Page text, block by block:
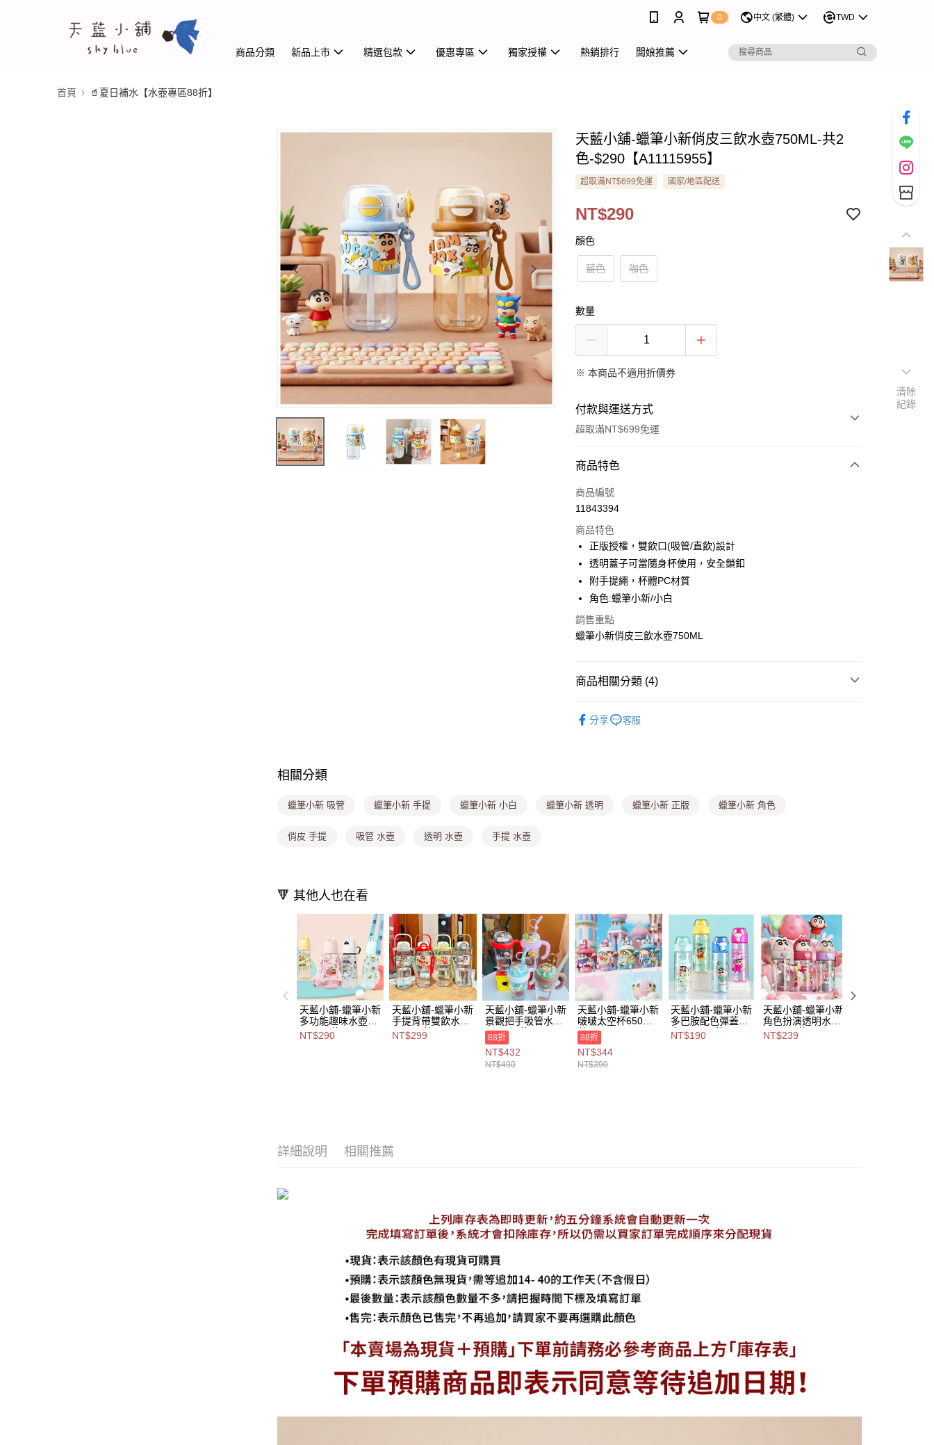
0 中文 (繁體) TWD
商品分類 新品上市 精選包款 優惠專區 獨家授權 熱銷排行 闆娘推薦
首頁 🥤夏日補水【水壺專區88折】
天藍小舖-蠟筆小新俏皮三飲水壺750ML-共2
色-$290【A11115955】
超取滿NT$699免運 國家/地區配送
NT$290
顏色
藍色 咖色
數量
※ 本商品不適用折價券
付款與運送方式
超取滿NT$699免運
付款方式
信用卡一次付款
LINE Pay
Apple Pay
街口支付
悠遊付
相關說明
1.本服務由台灣大哥大提供，台灣大哥大用戶可立即使用無須另外申請。
2.付款方式選擇「大哥付你分期」，訂單成立後會自動跳轉到大哥付的交易
無法說明評估內容。
用戶於交易時，得透過本服務購買商品或服務，並由商店將買賣／分期付
款買賣價金債權讓與本公司後，依約使用本公司帳單繳交帳款。
2.基於同意付款使用「大哥付你分期」之契約關係目的，商店將以您的個人
資料（包含姓名、電話或地址）提供予台灣大哥大進項蒐集、處理及利
用，由本公司與您本人進行分期帳單所需資料之確認、核對及更正。
3.完整用戶服務條款，請詳閱以下連結：https://oppay.tw/userRule
每筆NT$80，滿NT$699(含以上)免運費
付款後萊爾富取貨
每筆NT$8,888，滿NT$8,888(含以上)免運費
7-11取貨付款
每筆NT$80，滿NT$1,000(含以上)免運費
付款後7-11取貨
每筆NT$80，滿NT$1,000(含以上)免運費
宅配
每筆NT$100，滿NT$1,000(含以上)免運費
商品特色
商品編號
11843394
商品特色
正版授權，雙飲口(吸管/直飲)設計
透明蓋子可當隨身杯使用，安全鎖釦
附手提繩，杯體PC材質
角色:蠟筆小新/小白
銷售重點
蠟筆小新俏皮三飲水壺750ML
商品相關分類 (4)
分享 客服
相關分類
蠟筆小新 吸管 蠟筆小新 手提 蠟筆小新 小白 蠟筆小新 透明 蠟筆小新 正版 蠟筆小新 角色
俏皮 手提 吸管 水壺 透明 水壺 手提 水壺
🔻 其他人也在看
天藍小舖-蠟筆小新
多功能趣味水壺
750ml-共4
色-$290【A11115
NT$290
天藍小舖-蠟筆小新
手提背帶雙飲水壺
780ml-共4
色-$299【A11115
NT$299
天藍小舖-蠟筆小新
景觀把手吸管水杯
830ML-共4
色-$490【A11115
403】
88折
NT$432
NT$490
天藍小舖-蠟筆小新
啵啵太空杯650ml-
共4
色-$390【A11115
283】
88折
NT$344
NT$390
天藍小舖-蠟筆小新
多巴胺配色彈蓋水
壺550ML-共4
色-$190【A11114
NT$190
天藍小舖-蠟筆小新
角色扮演透明水壺
500ML-共3
色-$239【A11114
NT$239
詳細說明 相關推薦
清除
紀錄